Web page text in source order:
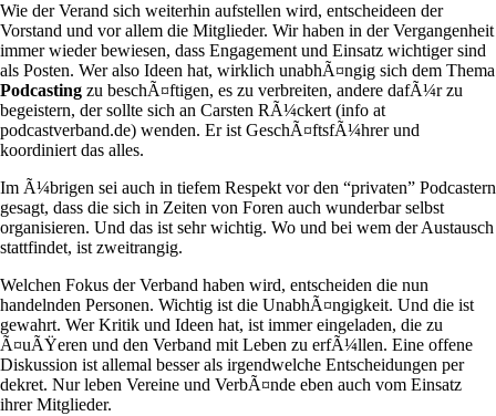
Wie der Verand sich weiterhin aufstellen wird, entscheideen der
Vorstand und vor allem die Mitglieder. Wir haben in der Vergangenheit
immer wieder bewiesen, dass Engagement und Einsatz wichtiger sind
als Posten. Wer also Ideen hat, wirklich unabhÃ¤ngig sich dem Thema
Podcasting zu beschÃ¤ftigen, es zu verbreiten, andere dafÃ¼r zu
begeistern, der sollte sich an Carsten RÃ¼ckert (info at
podcastverband.de) wenden. Er ist GeschÃ¤ftsfÃ¼hrer und
koordiniert das alles.
Im Ã¼brigen sei auch in tiefem Respekt vor den “privaten” Podcastern
gesagt, dass die sich in Zeiten von Foren auch wunderbar selbst
organisieren. Und das ist sehr wichtig. Wo und bei wem der Austausch
stattfindet, ist zweitrangig.
Welchen Fokus der Verband haben wird, entscheiden die nun
handelnden Personen. Wichtig ist die UnabhÃ¤ngigkeit. Und die ist
gewahrt. Wer Kritik und Ideen hat, ist immer eingeladen, die zu
Ã¤uÃŸeren und den Verband mit Leben zu erfÃ¼llen. Eine offene
Diskussion ist allemal besser als irgendwelche Entscheidungen per
dekret. Nur leben Vereine und VerbÃ¤nde eben auch vom Einsatz
ihrer Mitglieder.